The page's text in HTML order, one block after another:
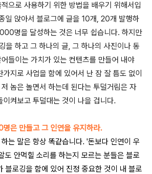
으로 사용하기 위한 방법을 배우기 위해서입
일 앉아서 블로그에 글을 10개, 20개 발행하
명을 달성하는 것은 너무 쉽습니다. 하지만
을 하고 그 하나의 글, 그 하나의 사진이나 동
들이는 가치가 있는 컨텐츠를 만들어 내야
지로 사업을 함에 있어서 난 잠 잘 틈도 없이
놈은 놀면서 하는데 된다는 투덜거림은 자
이켜보고 투덜대는 것이 나을 겁니다.
은 만들고 그 인연을 유지하라.
는 말은 항상 똑같습니다. '돈보다 인연이 우
도 안먹힐 소리를 하는지 모르는 분들은 블로
블로깅을 함에 있어 진정 중요한 것이 내 블로